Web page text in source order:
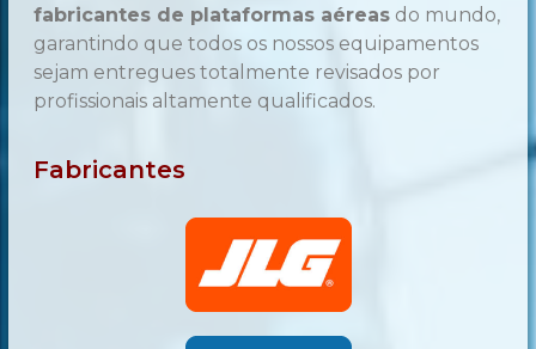
fabricantes de plataformas aéreas do mundo,
garantindo que todos os nossos equipamentos
sejam entregues totalmente revisados por
profissionais altamente qualificados.
Fabricantes